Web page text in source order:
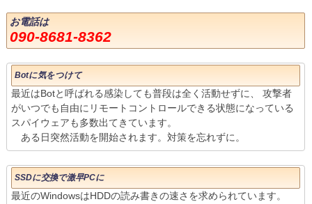
お電話は
090-8681-8362
Botに気をつけて
最近はBotと呼ばれる感染しても普段は全く活動せずに、 攻撃者
がいつでも自由にリモートコントロールできる状態になっている
スパイウェアも多数出てきています。
ある日突然活動を開始されます。対策を忘れずに。
SSDに交換で激早PCに
最近のWindowsはHDDの読み書きの速さを求められています。